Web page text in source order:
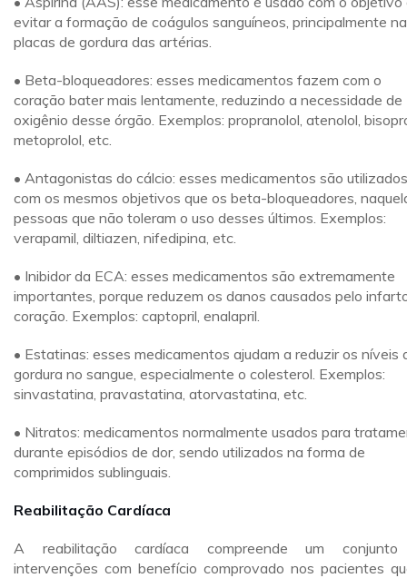
evitar a formação de coágulos sanguíneos, principalmente
placas de gordura das artérias.
• Beta-bloqueadores: esses medicamentos fazem com o
coração bater mais lentamente, reduzindo a necessidade de
oxigênio desse órgão. Exemplos: propranolol, atenolol,
metoprolol, etc.
• Antagonistas do cálcio: esses medicamentos são utilizados
com os mesmos objetivos que os beta-bloqueadores,
pessoas que não toleram o uso desses últimos. Exemplos:
verapamil, diltiazen, nifedipina, etc.
• Inibidor da ECA: esses medicamentos são extremamente
importantes, porque reduzem os danos causados pelo
coração. Exemplos: captopril, enalapril.
• Estatinas: esses medicamentos ajudam a reduzir os níveis
gordura no sangue, especialmente o colesterol. Exemplos:
sinvastatina, pravastatina, atorvastatina, etc.
• Nitratos: medicamentos normalmente usados para
durante episódios de dor, sendo utilizados na forma de
comprimidos sublinguais.
Reabilitação Cardíaca
A reabilitação cardíaca compreende um
intervenções com benefício comprovado nos pacientes